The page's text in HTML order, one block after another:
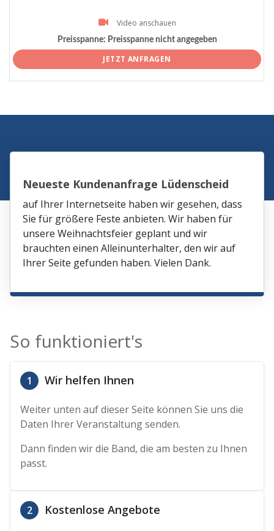
Video anschauen
Preisspanne: Preisspanne nicht angegeben
JETZT ANFRAGEN
Neueste Kundenanfrage Lüdenscheid
auf Ihrer Internetseite haben wir gesehen, dass
Sie für größere Feste anbieten. Wir haben für
unsere Weihnachtsfeier geplant und wir
brauchten einen Alleinunterhalter, den wir auf
Ihrer Seite gefunden haben. Vielen Dank.
So funktioniert's
1 Wir helfen Ihnen
Weiter unten auf dieser Seite können Sie uns die
Daten Ihrer Veranstaltung senden.
Dann finden wir die Band, die am besten zu Ihnen
passt.
2 Kostenlose Angebote